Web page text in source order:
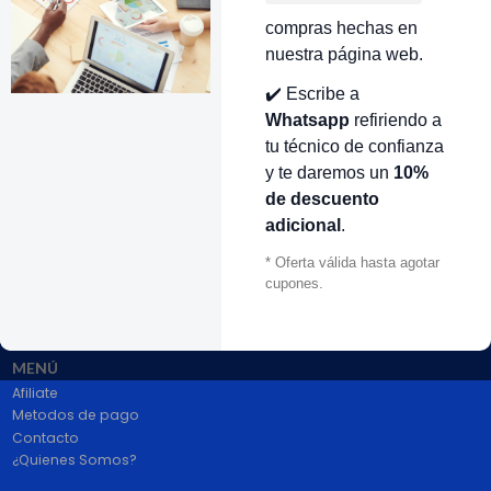
compras hechas en
nuestra página web.
✔️ Escribe a
Whatsapp refiriendo a
tu técnico de confianza
y te daremos un 10%
de descuento
adicional .
* Oferta válida hasta agotar
cupones.
VOLVER ARRIBA
# 1 en Repuestos Electrodomésticos En Colombia.
100% pago seguro PayPal Certificado. Entrega 1 a 2 dias.
MENÚ
Afiliate
Metodos de pago
Contacto
¿Quienes Somos?